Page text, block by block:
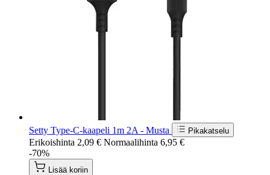
Setty Type-C-kaapeli 1m 2A - Musta Pikakatselu
Erikoishinta 2,09 € Normaalihinta 6,95 €
-70%
Lisää koriin